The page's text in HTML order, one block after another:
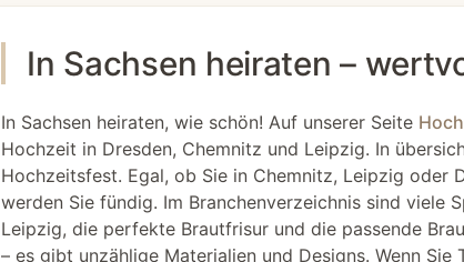
In Sachsen heiraten –
In Sachsen heiraten, wie schön! Auf unserer Seite
Hochzeit in Dresden, Chemnitz und Leipzig. In
Hochzeitsfest. Egal, ob Sie in Chemnitz, Leipzig oder
werden Sie fündig. Im Branchenverzeichnis sind viele
Leipzig, die perfekte Brautfrisur und die passende
– es gibt unzählige Materialien und Designs. Wenn